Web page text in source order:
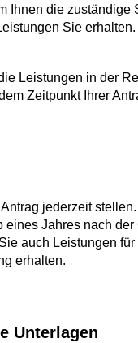
Ihnen die zuständige
Sie erhalten.
Leistungen in der
Zeitpunkt Ihrer
jederzeit
eines Jahres nach der
auch Leistungen
erhalten.
Unterlagen